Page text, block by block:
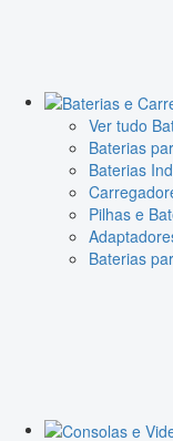
Ver tudo
Baterias
Baterias
Pilhas e
Baterias